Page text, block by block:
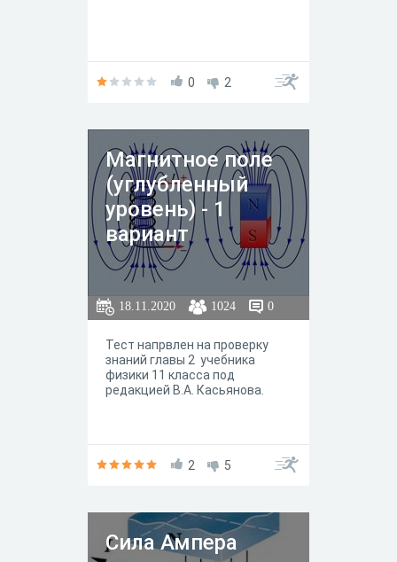
0 2
Магнитное поле
(углубленный
уровень) - 1
вариант
18.11.2020 1024 0
Тест напрвлен на проверку
знаний главы 2 учебника
физики 11 класса под
редакцией В.А. Касьянова.
2 5
Сила Ампера